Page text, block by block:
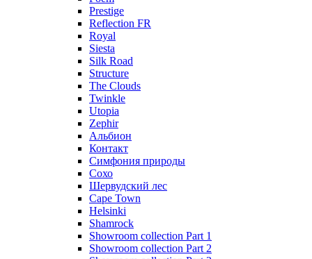
Prestige
Reflection FR
Royal
Siesta
Silk Road
Structure
The Clouds
Twinkle
Utopia
Zephir
Альбион
Контакт
Симфония природы
Сохо
Шервудский лес
Cape Town
Helsinki
Shamrock
Showroom collection Part 1
Showroom collection Part 2